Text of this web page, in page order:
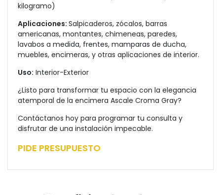
kilogramo)
Aplicaciones: Salpicaderos, zócalos, barras
americanas, montantes, chimeneas, paredes,
lavabos a medida, frentes, mamparas de ducha,
muebles, encimeras, y otras aplicaciones de interior.
Uso: Interior-Exterior
¿Listo para transformar tu espacio con la elegancia
atemporal de la encimera Ascale Croma Gray?
Contáctanos hoy para programar tu consulta y
disfrutar de una instalación impecable.
PIDE PRESUPUESTO